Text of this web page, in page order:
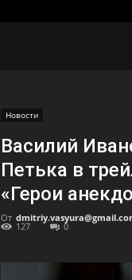
Новости
Василий
Петька в
«Герои
От
127 0